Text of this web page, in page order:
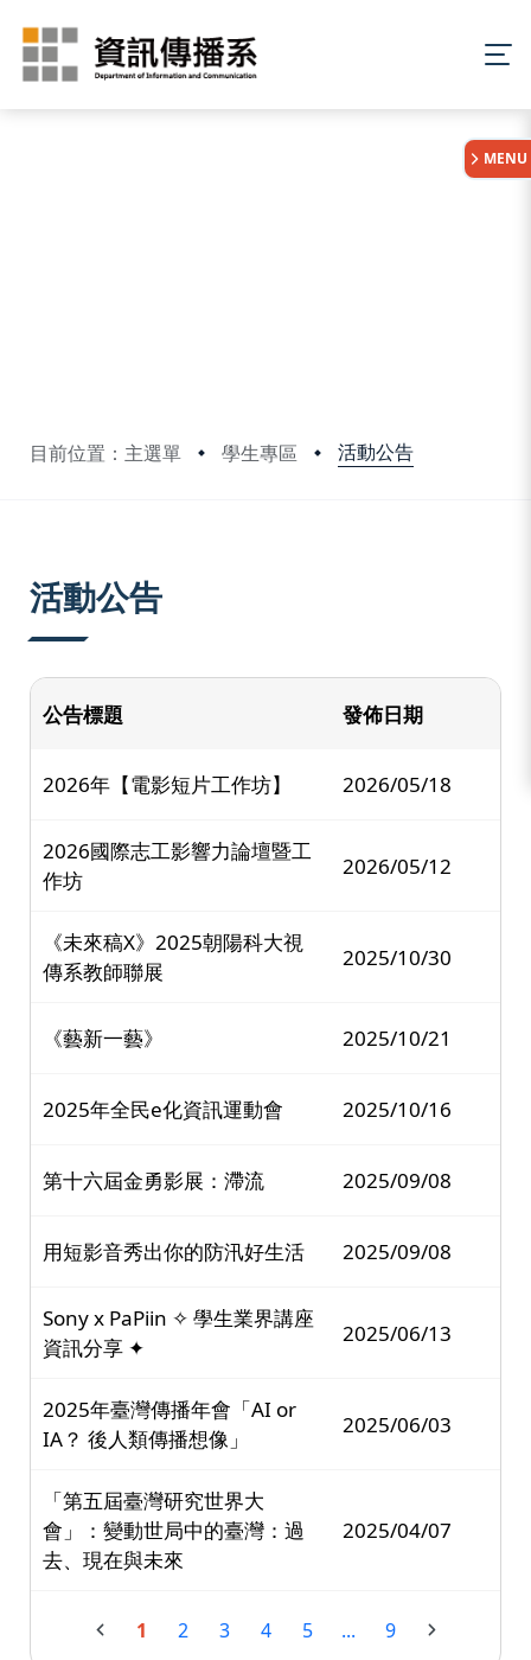
目前位置：主選單 學生專區 活動公告
MENU
活動公告
公告標題 發佈日期
2026年【電影短片工作坊】 2026/05/18
2026國際志工影響力論壇暨工
作坊
2026/05/12
《未來稿X》2025朝陽科大視
傳系教師聯展
2025/10/30
《藝新一藝》 2025/10/21
2025年全民e化資訊運動會 2025/10/16
第十六屆金勇影展：滯流 2025/09/08
用短影音秀出你的防汛好生活 2025/09/08
Sony x PaPiin ✧ 學生業界講座
資訊分享 ✦
2025/06/13
2025年臺灣傳播年會「AI or
IA？ 後人類傳播想像」
2025/06/03
「第五屆臺灣研究世界大
會」：變動世局中的臺灣：過
去、現在與未來
2025/04/07
1 2 3 4 5 ... 9